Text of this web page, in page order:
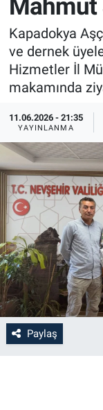
Mahmut
Kapadokya
ve dernek
Hizmetler İl
makamında
11.06.2026 - 21:35
YAYINLANMA
Paylaş
Sağlık
Yerel
Genel
Asayiş
İlan -
Türkiye
Sizden
Yaşam
Sağlık
Eğitim
Kültür
3.Sayfa
Medya
Bilim-Tek
İlan -
Türkiye
Sizden